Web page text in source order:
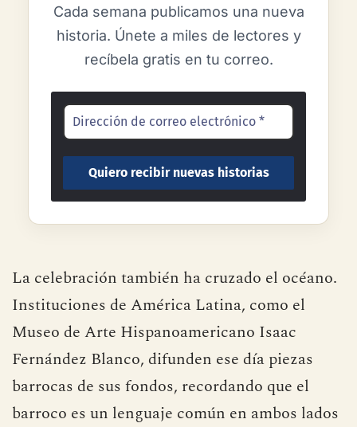
Cada semana publicamos una nueva
historia. Únete a miles de lectores y
recíbela gratis en tu correo.
La celebración también ha cruzado el océano.
Instituciones de América Latina, como el
Museo de Arte Hispanoamericano Isaac
Fernández Blanco, difunden ese día piezas
barrocas de sus fondos, recordando que el
barroco es un lenguaje común en ambos lados